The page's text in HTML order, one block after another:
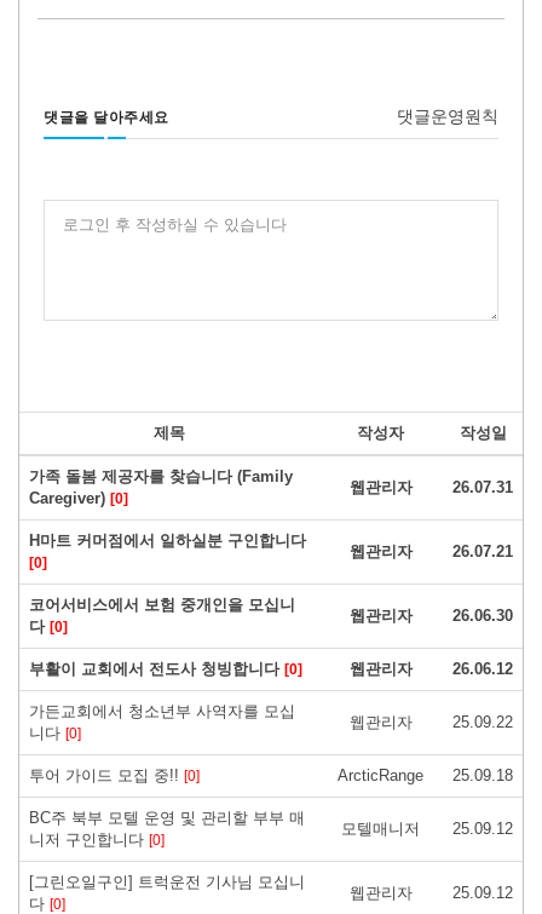
댓글을 달아주세요 댓글운영원칙
로그인 후 작성하실 수 있습니다
제목 작성자 작성일
가족 돌봄 제공자를 찾습니다 (Family
Caregiver) [0]
웹관리자 26.07.31
H마트 커머점에서 일하실분 구인합니다
[0]
웹관리자 26.07.21
코어서비스에서 보험 중개인을 모십니
다 [0]
웹관리자 26.06.30
부활이 교회에서 전도사 청빙합니다 [0] 웹관리자 26.06.12
가든교회에서 청소년부 사역자를 모십
니다 [0]
웹관리자 25.09.22
투어 가이드 모집 중!! [0] ArcticRange 25.09.18
BC주 북부 모텔 운영 및 관리할 부부 매
니저 구인합니다 [0]
모텔매니저 25.09.12
[그린오일구인] 트럭운전 기사님 모십니
다 [0]
웹관리자 25.09.12